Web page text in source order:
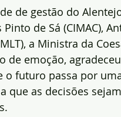
de gestão do
de Sá (CIMAC),
a Ministra da
de emoção,
futuro passa por
que as decisões